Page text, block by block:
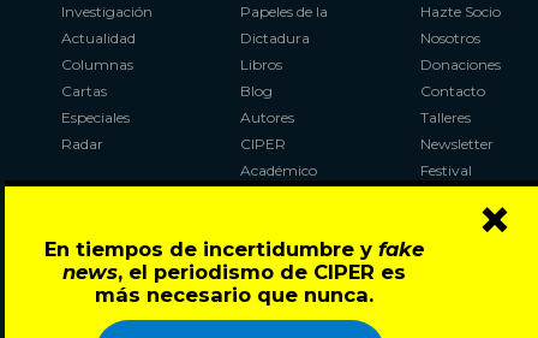
En tiempos de incertidumbre y fake
news, el periodismo de CIPER es
más necesario que nunca.
×
Investigación
Actualidad
Columnas
Cartas
Especiales
Radar
Papeles de la
Dictadura
Libros
Blog
Autores
CIPER
Académico
Al Plebiscito
con CIPER
Hazte Socio
Nosotros
Donaciones
Contacto
Talleres
Newsletter
Festival